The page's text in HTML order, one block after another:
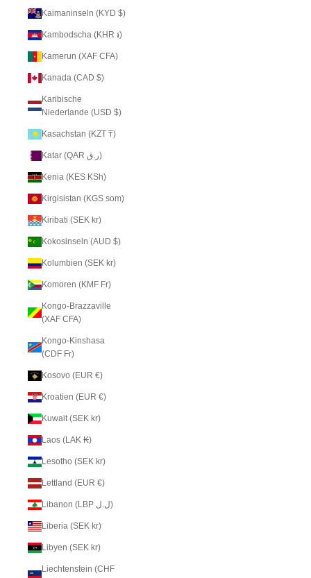
Kaimaninseln (KYD $)
Kambodscha (KHR ៛)
Kamerun (XAF CFA)
Kanada (CAD $)
Karibische
Niederlande (USD $)
Kasachstan (KZT ₸)
Katar (QAR ر.ق)
Kenia (KES KSh)
Kirgisistan (KGS som)
Kiribati (SEK kr)
Kokosinseln (AUD $)
Kolumbien (SEK kr)
Komoren (KMF Fr)
Kongo-Brazzaville
(XAF CFA)
Kongo-Kinshasa
(CDF Fr)
Kosovo (EUR €)
Kroatien (EUR €)
Kuwait (SEK kr)
Laos (LAK ₭)
Lesotho (SEK kr)
Lettland (EUR €)
Libanon (LBP ل.ل)
Liberia (SEK kr)
Libyen (SEK kr)
Liechtenstein (CHF